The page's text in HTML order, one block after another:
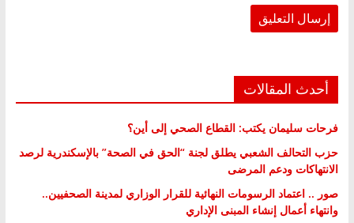
أحدث المقالات
فرحات سليمان يكتب: القطاع الصحي إلى أين؟
حزب التحالف الشعبي يطلق لجنة “الحق في الصحة” بالإسكندرية لرصد
الانتهاكات ودعم المرضى
صور .. اعتماد الرسومات النهائية للقرار الوزاري لمدينة الصحفيين..
وانتهاء أعمال إنشاء المبنى الإداري